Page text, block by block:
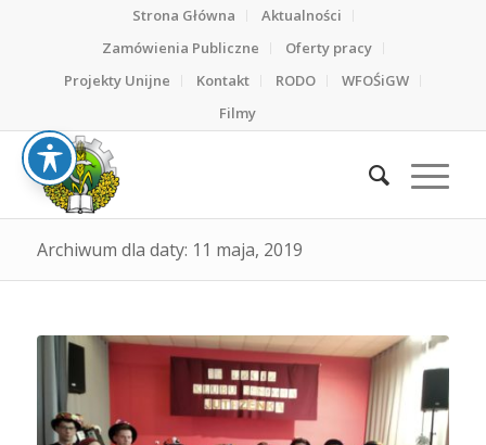
Strona Główna
Aktualności
Zamówienia Publiczne
Oferty pracy
Projekty Unijne
Kontakt RODO
WFOŚiGW
Filmy
Archiwum dla daty: 11 maja, 2019